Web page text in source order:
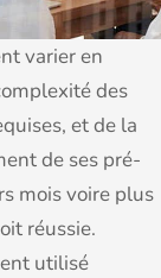
varier en
des
et de la
de ses pré-
mois voire plus
réussie.
utilisé